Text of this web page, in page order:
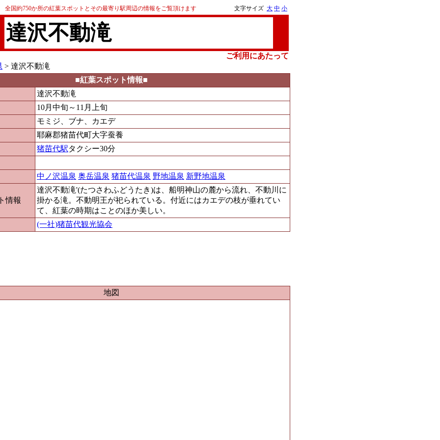
全国約750か所の紅葉スポットとその最寄り駅周辺の情報をご覧頂けます 文字サイズ 大 中 小
達沢不動滝
ご利用にあたって
> 達沢不動滝
■紅葉スポット情報■
達沢不動滝
10月中旬～11月上旬
モミジ、ブナ、カエデ
耶麻郡猪苗代町大字蚕養
猪苗代駅タクシー30分
中ノ沢温泉 奥岳温泉 猪苗代温泉 野地温泉 新野地温泉
情報
達沢不動滝'(たつさわふどうたき)は、船明神山の麓から流れ、不動川に
掛かる滝。不動明王が祀られている。付近にはカエデの枝が垂れてい
て、紅葉の時期はことのほか美しい。
(一社)猪苗代観光協会
地図